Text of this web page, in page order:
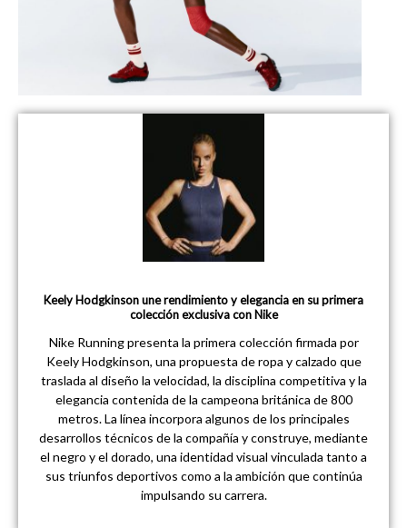
Keely Hodgkinson une rendimiento y elegancia en su primera
colección exclusiva con Nike
Nike Running presenta la primera colección firmada por
Keely Hodgkinson, una propuesta de ropa y calzado que
traslada al diseño la velocidad, la disciplina competitiva y la
elegancia contenida de la campeona británica de 800
metros. La línea incorpora algunos de los principales
desarrollos técnicos de la compañía y construye, mediante
el negro y el dorado, una identidad visual vinculada tanto a
sus triunfos deportivos como a la ambición que continúa
impulsando su carrera.